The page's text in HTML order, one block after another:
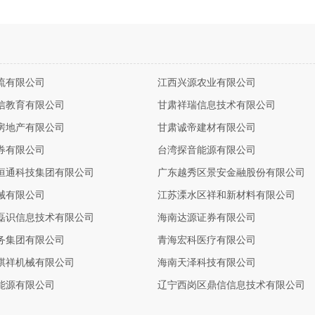
有限公司 江西兴源农业有限公司
教育有限公司 甘肃祥瑞信息技术有限公司
地产有限公司 甘肃诚帝建材有限公司
有限公司 台湾探音能源有限公司
通科技集团有限公司 广东越秀区景安金融股份有限公司
有限公司 江苏溧水区祥和新材料有限公司
识信息技术有限公司 海南达源证券有限公司
集团有限公司 青海宏科医疗有限公司
祥机械有限公司 海南天泽科技有限公司
源有限公司 辽宁西岗区鼎信信息技术有限公司